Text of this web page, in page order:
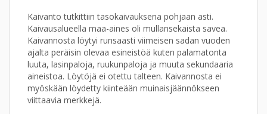
Kaivanto tutkittiin tasokaivauksena pohjaan asti.
Kaivausalueella maa-aines oli mullansekaista savea.
Kaivannosta löytyi runsaasti viimeisen sadan vuoden
ajalta peräisin olevaa esineistöä kuten palamatonta
luuta, lasinpaloja, ruukunpaloja ja muuta sekundaaria
aineistoa. Löytöjä ei otettu talteen. Kaivannosta ei
myöskään löydetty kiinteään muinaisjäännökseen
viittaavia merkkejä.